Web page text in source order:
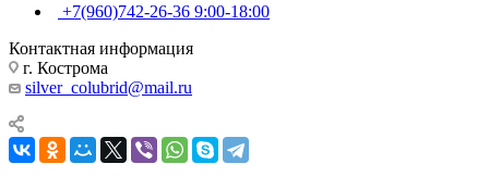
+7(960)742-26-36 9:00-18:00
Контактная информация
г. Кострома
silver_colubrid@mail.ru